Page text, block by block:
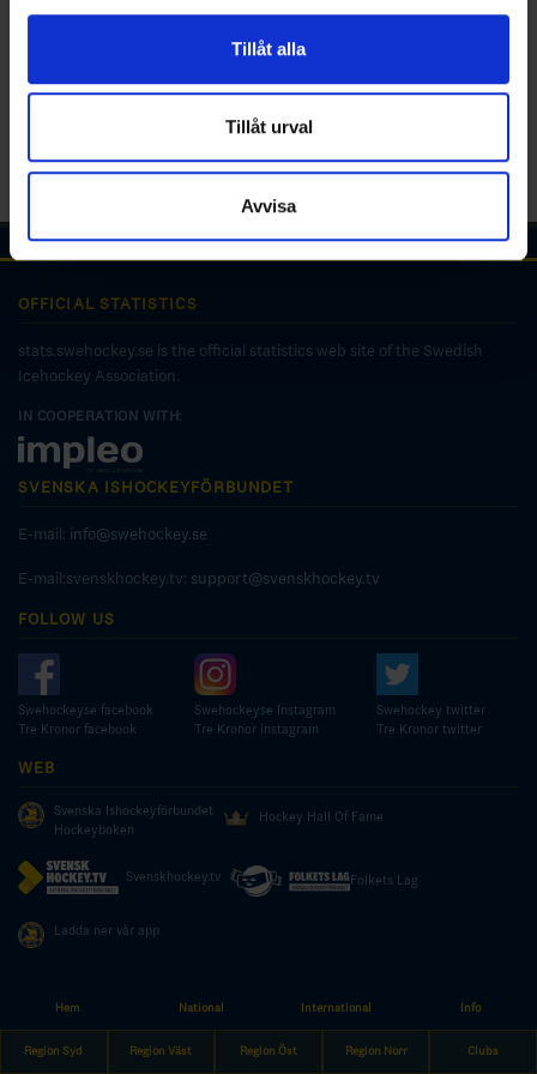
för sociala medier och analysera vår trafik. Vi
vidarebefordrar även sådana identifierare och annan
annons- och analysföretag som vi samarbetar med.
Dessa kan i sin tur kombinera informationen med annan
information som du har tillhandahållit eller som de har
samlat in när du har använt deras tjänster.
Tillåt alla
Tillåt urval
Avvisa
Hem National International Info
Region Syd Region Väst Region Öst Region Norr Clubs
OFFICIAL STATISTICS
stats.swehockey.se is the official statistics web site of the Swedish
Icehockey Association.
IN COOPERATION WITH:
SVENSKA ISHOCKEYFÖRBUNDET
E-mail: info@swehockey.se
E-mail:svenskhockey.tv: support@svenskhockey.tv
FOLLOW US
Swehockeyse facebook
Tre Kronor facebook
Swehockeyse Instagram
Tre Kronor instagram
Swehockey twitter
Tre Kronor twitter
WEB
Svenska Ishockeyförbundet
Hockeyboken
Hockey Hall Of Fame
Svenskhockey.tv Folkets Lag
Ladda ner vår app